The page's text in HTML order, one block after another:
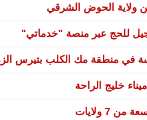
ولاية الحوض الشرقي
للحج عبر منصة "خدماتي"
في منطقة مك الكلب بتيرس
خليج الراحة
ولايات